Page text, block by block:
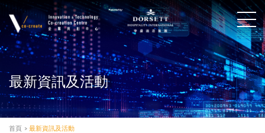
最新資訊及活動
首頁 > 最新資訊及活動